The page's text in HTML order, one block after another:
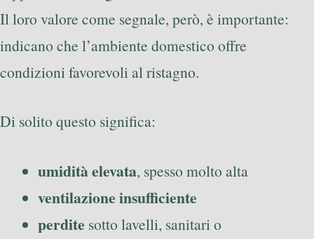
Il loro valore come segnale, però, è importante:
indicano che l’ambiente domestico offre
condizioni favorevoli al ristagno.
Di solito questo significa:
umidità elevata, spesso molto alta
ventilazione insufficiente
perdite sotto lavelli, sanitari o